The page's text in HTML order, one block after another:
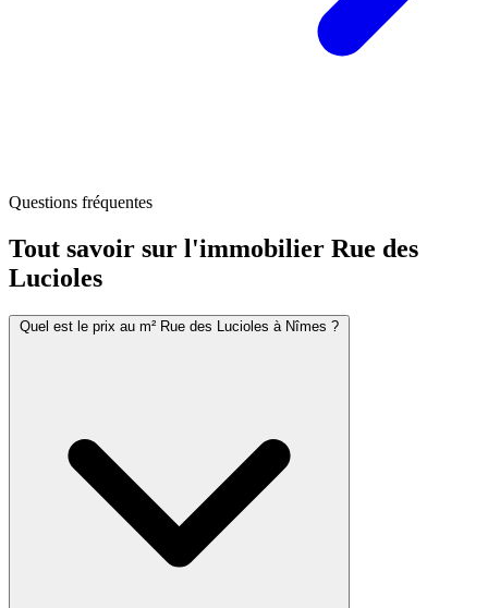
Questions fréquentes
Tout savoir sur l'immobilier Rue des
Lucioles
Quel est le prix au m² Rue des Lucioles à Nîmes ?